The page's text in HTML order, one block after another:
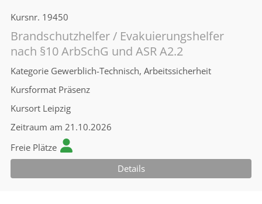
Kursnr. 19450
Brandschutzhelfer / Evakuierungshelfer
nach §10 ArbSchG und ASR A2.2
Kategorie Gewerblich-Technisch, Arbeitssicherheit
Kursformat Präsenz
Kursort Leipzig
Zeitraum am 21.10.2026
Freie Plätze
Details